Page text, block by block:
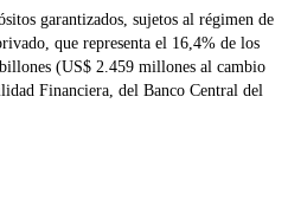
garantizados, sujetos al régimen de
que representa el 16,4% de los
(US$ 2.459 millones al cambio
Financiera, del Banco Central del